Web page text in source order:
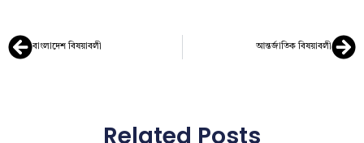
বাংলাদেশ বিষয়াবলী আন্তর্জাতিক বিষয়াবলী
Related Posts